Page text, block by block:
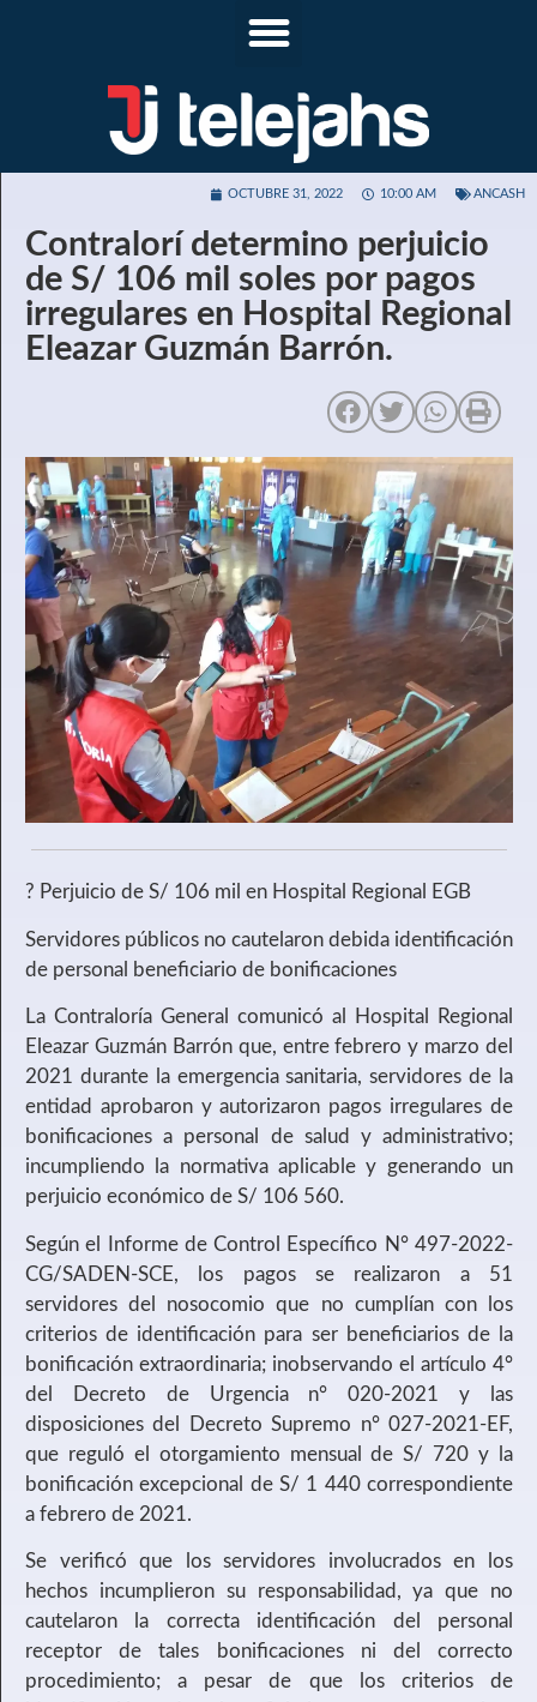
OCTUBRE 31, 2022 10:00 AM ANCASH
Contralorí determino perjuicio
de S/ 106 mil soles por pagos
irregulares en Hospital Regional
Eleazar Guzmán Barrón.
? Perjuicio de S/ 106 mil en Hospital Regional EGB
Servidores públicos no cautelaron debida identificación
de personal beneficiario de bonificaciones
La Contraloría General comunicó al Hospital Regional
Eleazar Guzmán Barrón que, entre febrero y marzo del
2021 durante la emergencia sanitaria, servidores de la
entidad aprobaron y autorizaron pagos irregulares de
bonificaciones a personal de salud y administrativo;
incumpliendo la normativa aplicable y generando un
perjuicio económico de S/ 106 560.
Según el Informe de Control Específico N° 497-2022-
CG/SADEN-SCE, los pagos se realizaron a 51
servidores del nosocomio que no cumplían con los
criterios de identificación para ser beneficiarios de la
bonificación extraordinaria; inobservando el artículo 4°
del Decreto de Urgencia n° 020-2021 y las
disposiciones del Decreto Supremo n° 027-2021-EF,
que reguló el otorgamiento mensual de S/ 720 y la
bonificación excepcional de S/ 1 440 correspondiente
a febrero de 2021.
Se verificó que los servidores involucrados en los
hechos incumplieron su responsabilidad, ya que no
cautelaron la correcta identificación del personal
receptor de tales bonificaciones ni del correcto
procedimiento; a pesar de que los criterios de